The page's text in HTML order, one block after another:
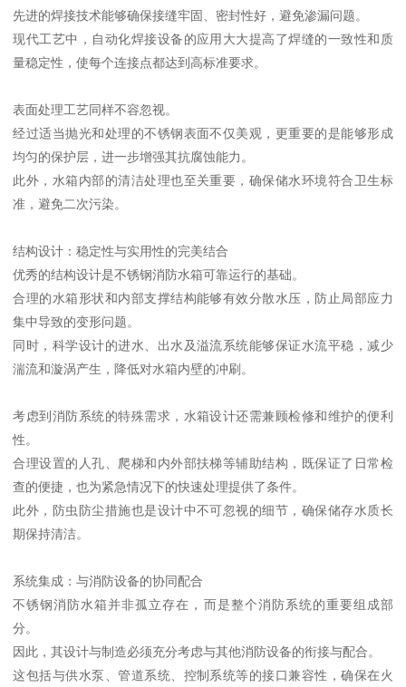
先进的焊接技术能够确保接缝牢固、密封性好，避免渗漏问题。
现代工艺中，自动化焊接设备的应用大大提高了焊缝的一致性和质
量稳定性，使每个连接点都达到高标准要求。
表面处理工艺同样不容忽视。
经过适当抛光和处理的不锈钢表面不仅美观，更重要的是能够形成
均匀的保护层，进一步增强其抗腐蚀能力。
此外，水箱内部的清洁处理也至关重要，确保储水环境符合卫生标
准，避免二次污染。
结构设计：稳定性与实用性的完美结合
优秀的结构设计是不锈钢消防水箱可靠运行的基础。
合理的水箱形状和内部支撑结构能够有效分散水压，防止局部应力
集中导致的变形问题。
同时，科学设计的进水、出水及溢流系统能够保证水流平稳，减少
湍流和漩涡产生，降低对水箱内壁的冲刷。
考虑到消防系统的特殊需求，水箱设计还需兼顾检修和维护的便利
性。
合理设置的人孔、爬梯和内外部扶梯等辅助结构，既保证了日常检
查的便捷，也为紧急情况下的快速处理提供了条件。
此外，防虫防尘措施也是设计中不可忽视的细节，确保储存水质长
期保持清洁。
系统集成：与消防设备的协同配合
不锈钢消防水箱并非孤立存在，而是整个消防系统的重要组成部
分。
因此，其设计与制造必须充分考虑与其他消防设备的衔接与配合。
这包括与供水泵、管道系统、控制系统等的接口兼容性，确保在火